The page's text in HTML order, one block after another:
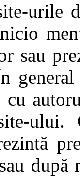
urile
sau
cu
ului.
după